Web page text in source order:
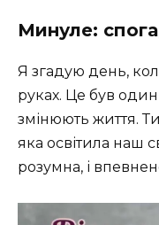
Минуле:
Я згадую день,
руках. Це був один
змінюють життя.
яка освітила наш
розумна, і